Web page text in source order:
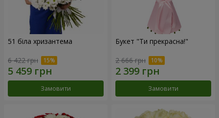
51 біла хризантема
6 422 грн
Замовити
Букет "Ти прекрасна!"
2 666 грн
Замовити